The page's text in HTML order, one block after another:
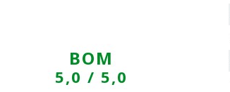
BOM
5,0 / 5,0